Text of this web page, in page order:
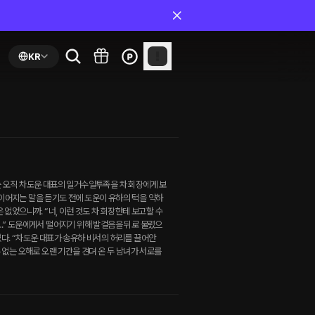
KR
직 차도운 대표의 일거수일투족을 차 회장에게 보
지는 말을 듣기도 전에 도운이 유하의 턱을 약하
었으니까. “너, 이런 것도 차 회장한테 보고할 수
도운에게서 떨어지기 위해 발걸음을 뒤로 물렸으
. “차도운 대표가 송유하 비서의 허리를 끌어안
는 오해로 오랜 기간을 견뎌 온 두 남녀가 서로를